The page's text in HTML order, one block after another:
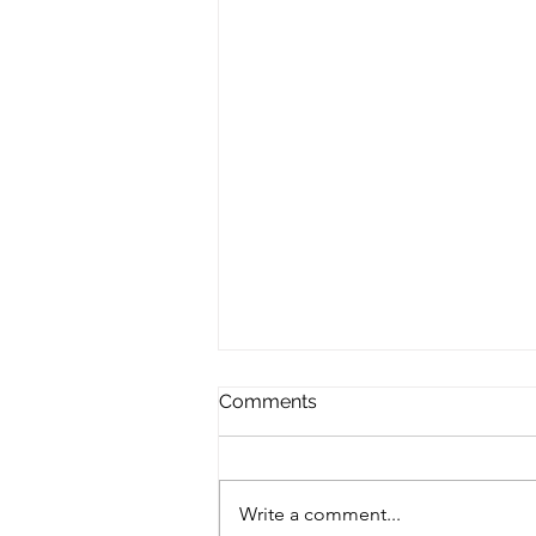
Buongiorno Roma
Comments
Write a comment...